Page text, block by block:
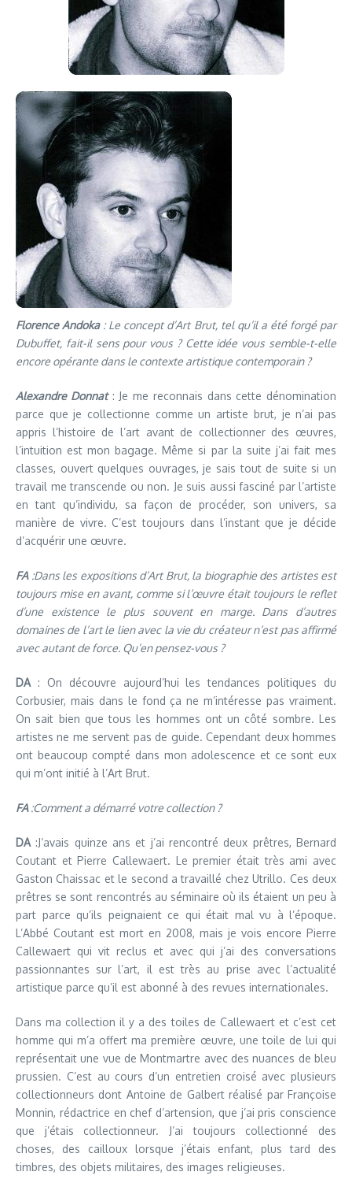
Florence Andoka: Le concept d’Art Brut, tel qu’il a été forgé par
Dubuffet, fait-il sens pour vous ? Cette idée vous semble-t-elle
encore opérante dans le contexte artistique contemporain ?
Alexandre Donnat: Je me reconnais dans cette dénomination
parce que je collectionne comme un artiste brut, je n’ai pas
appris l’histoire de l’art avant de collectionner des œuvres,
l’intuition est mon bagage. Même si par la suite j’ai fait mes
classes, ouvert quelques ouvrages, je sais tout de suite si un
travail me transcende ou non. Je suis aussi fasciné par l’artiste
en tant qu’individu, sa façon de procéder, son univers, sa
manière de vivre. C’est toujours dans l’instant que je décide
d’acquérir une œuvre.
FA:Dans les expositions d’Art Brut, la biographie des artistes est
toujours mise en avant, comme si l’œuvre était toujours le reflet
d’une existence le plus souvent en marge. Dans d’autres
domaines de l’art le lien avec la vie du créateur n’est pas affirmé
avec autant de force. Qu’en pensez-vous ?
DA : On découvre aujourd’hui les tendances politiques du
Corbusier, mais dans le fond ça ne m’intéresse pas vraiment.
On sait bien que tous les hommes ont un côté sombre. Les
artistes ne me servent pas de guide. Cependant deux hommes
ont beaucoup compté dans mon adolescence et ce sont eux
qui m’ont initié à l’Art Brut.
FA:Comment a démarré votre collection ?
DA :J’avais quinze ans et j’ai rencontré deux prêtres, Bernard
Coutant et Pierre Callewaert. Le premier était très ami avec
Gaston Chaissac et le second a travaillé chez Utrillo. Ces deux
prêtres se sont rencontrés au séminaire où ils étaient un peu à
part parce qu’ils peignaient ce qui était mal vu à l’époque.
L’Abbé Coutant est mort en 2008, mais je vois encore Pierre
Callewaert qui vit reclus et avec qui j’ai des conversations
passionnantes sur l’art, il est très au prise avec l’actualité
artistique parce qu’il est abonné à des revues internationales.
Dans ma collection il y a des toiles de Callewaert et c’est cet
homme qui m’a offert ma première œuvre, une toile de lui qui
représentait une vue de Montmartre avec des nuances de bleu
prussien. C’est au cours d’un entretien croisé avec plusieurs
collectionneurs dont Antoine de Galbert réalisé par Françoise
Monnin, rédactrice en chef d’artension, que j’ai pris conscience
que j’étais collectionneur. J’ai toujours collectionné des
choses, des cailloux lorsque j’étais enfant, plus tard des
timbres, des objets militaires, des images religieuses.